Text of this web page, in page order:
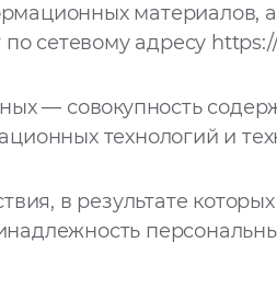
сетевому адресу
— совокупность
технологий и
в результате